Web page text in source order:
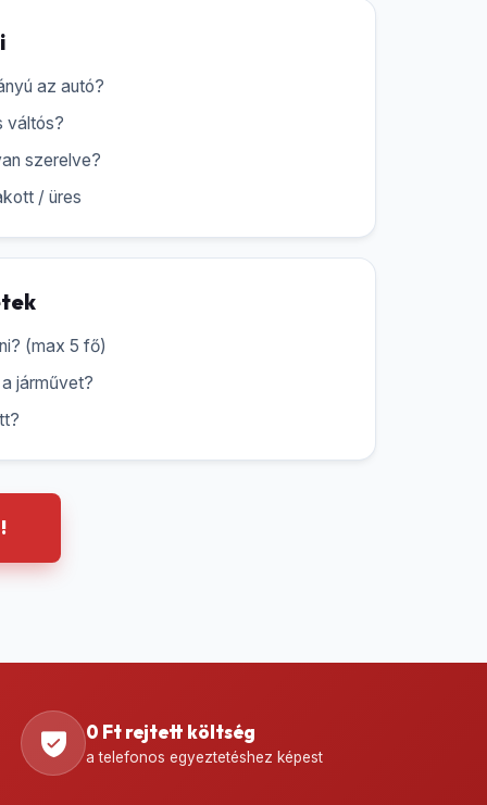
az autó?
váltós?
szerelve?
/ üres
(max 5 fő)
járművet?
0 Ft rejtett költség
a telefonos egyeztetéshez képest